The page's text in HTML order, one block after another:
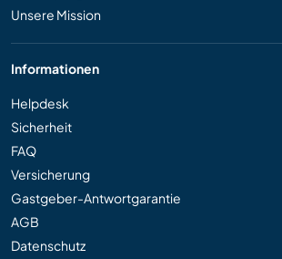
Unsere Mission
Informationen
Helpdesk
Sicherheit
FAQ
Versicherung
Gastgeber-Antwortgarantie
AGB
Datenschutz